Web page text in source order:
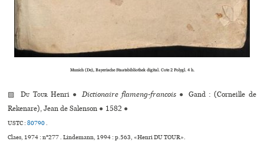
Munich (De), Bayerische Staatsbibliothek digi­­tal. Cote 2 Polygl. 4 h.
▨Du TourHenri ● Dictionaire flameng-francois ● Gand : (Corneille de
Rekenare), Jean de Salenson ● 1582 ●
USTC :80790.
Claes, 1974 : n°277 . Lindemann, 1994 : p.563, «Henri DU TOUR».